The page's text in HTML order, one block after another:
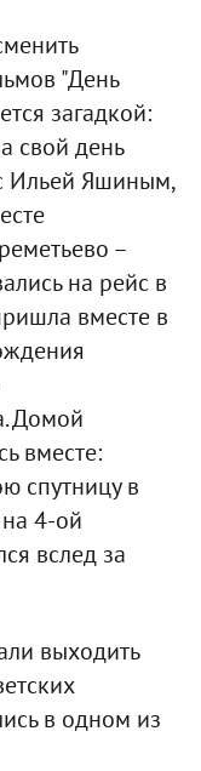
"День
загадкой:
свой день
Ильей Яшиным,
–
на рейс в
вместе в
Домой
вместе:
спутницу в
4-ой
вслед за
выходить
в одном из